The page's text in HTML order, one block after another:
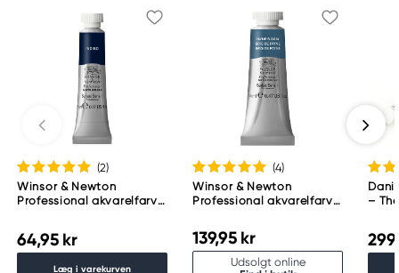
Producent
Daniel Smith
Daniel Smith Inc
4150 1ST Ave S Seattle, WA
98134-2302 United States
(2)
Winsor & Newton
Professional akvarelfarve
64,95 kr
Læg i varekurven
(4)
Winsor & Newton
Professional akvarelfarve
139,95 kr
Udsolgt online
–